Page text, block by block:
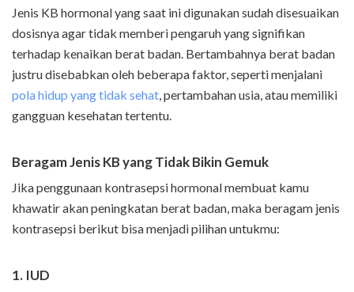
Jenis KB hormonal yang saat ini digunakan sudah disesuaikan
dosisnya agar tidak memberi pengaruh yang signifikan
terhadap kenaikan berat badan. Bertambahnya berat badan
justru disebabkan oleh beberapa faktor, seperti menjalani
pola hidup yang tidak sehat, pertambahan usia, atau memiliki
gangguan kesehatan tertentu.
Beragam Jenis KB yang Tidak Bikin Gemuk
Jika penggunaan kontrasepsi hormonal membuat kamu
khawatir akan peningkatan berat badan, maka beragam jenis
kontrasepsi berikut bisa menjadi pilihan untukmu:
1. IUD